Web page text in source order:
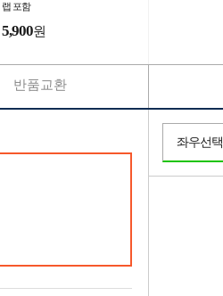
랩 포함
5,900원
반품교환
좌우선택